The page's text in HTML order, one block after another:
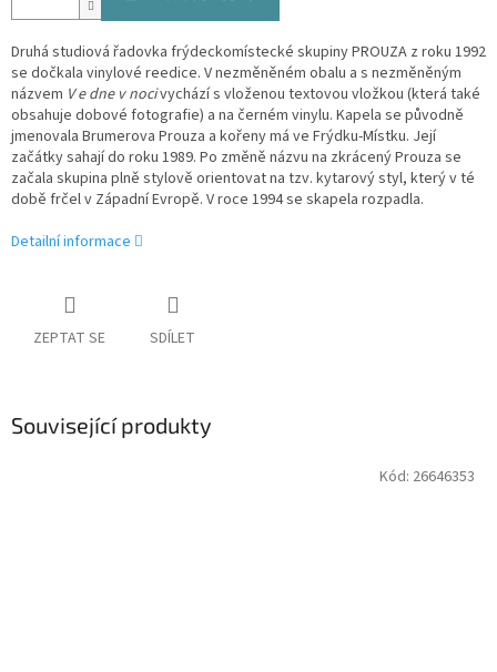
Druhá studiová řadovka frýdeckomístecké skupiny PROUZA z roku 1992
se dočkala vinylové reedice. V nezměněném obalu a s nezměněným
názvem V e dne v nocivychází s vloženou textovou vložkou (která také
obsahuje dobové fotografie) a na černém vinylu. Kapela se původně
jmenovala Brumerova Prouza a kořeny má ve Frýdku-Místku. Její
začátky sahají do roku 1989. Po změně názvu na zkrácený Prouza se
začala skupina plně stylově orientovat na tzv. kytarový styl, který v té
době frčel v Západní Evropě. V roce 1994 se skapela rozpadla.
Detailní informace
ZEPTAT SE SDÍLET
Související produkty
Kód: 26646353